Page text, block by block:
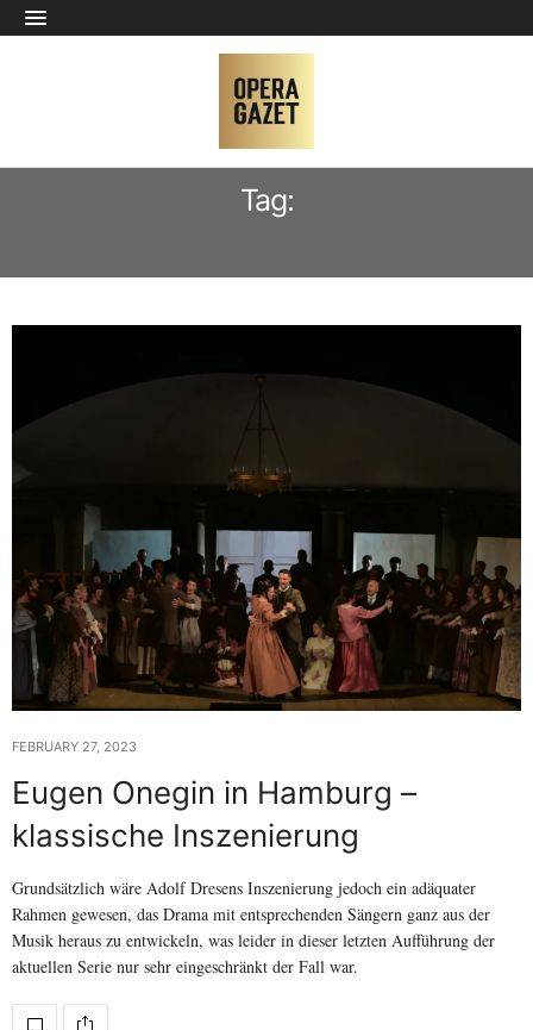
Tag:
FEBRUARY 27, 2023
Eugen Onegin in Hamburg –
klassische Inszenierung
Grundsätzlich wäre Adolf Dresens Inszenierung jedoch ein adäquater
Rahmen gewesen, das Drama mit entsprechenden Sängern ganz aus der
Musik heraus zu entwickeln, was leider in dieser letzten Aufführung der
aktuellen Serie nur sehr eingeschränkt der Fall war.